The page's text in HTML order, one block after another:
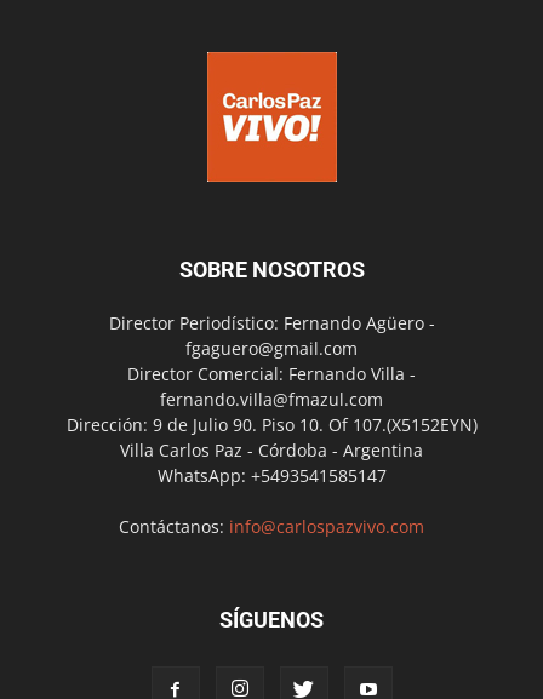
SOBRE NOSOTROS
Director Periodístico: Fernando Agüero -
fgaguero@gmail.com
Director Comercial: Fernando Villa -
fernando.villa@fmazul.com
Dirección: 9 de Julio 90. Piso 10. Of 107.(X5152EYN)
Villa Carlos Paz - Córdoba - Argentina
WhatsApp: +5493541585147
Contáctanos: info@carlospazvivo.com
SÍGUENOS